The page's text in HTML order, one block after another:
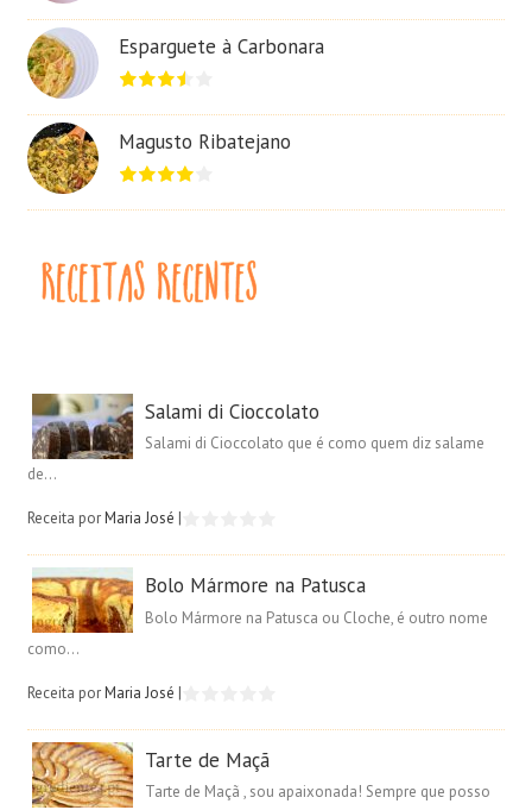
Esparguete à Carbonara
Magusto Ribatejano
Salami di Cioccolato
Salami di Cioccolato que é como quem diz salame
de...
Receita porMaria José |
Bolo Mármore na Patusca
Bolo Mármore na Patusca ou Cloche, é outro nome
como...
Receita porMaria José |
Tarte de Maçã
Tarte de Maçã , sou apaixonada! Sempre que posso